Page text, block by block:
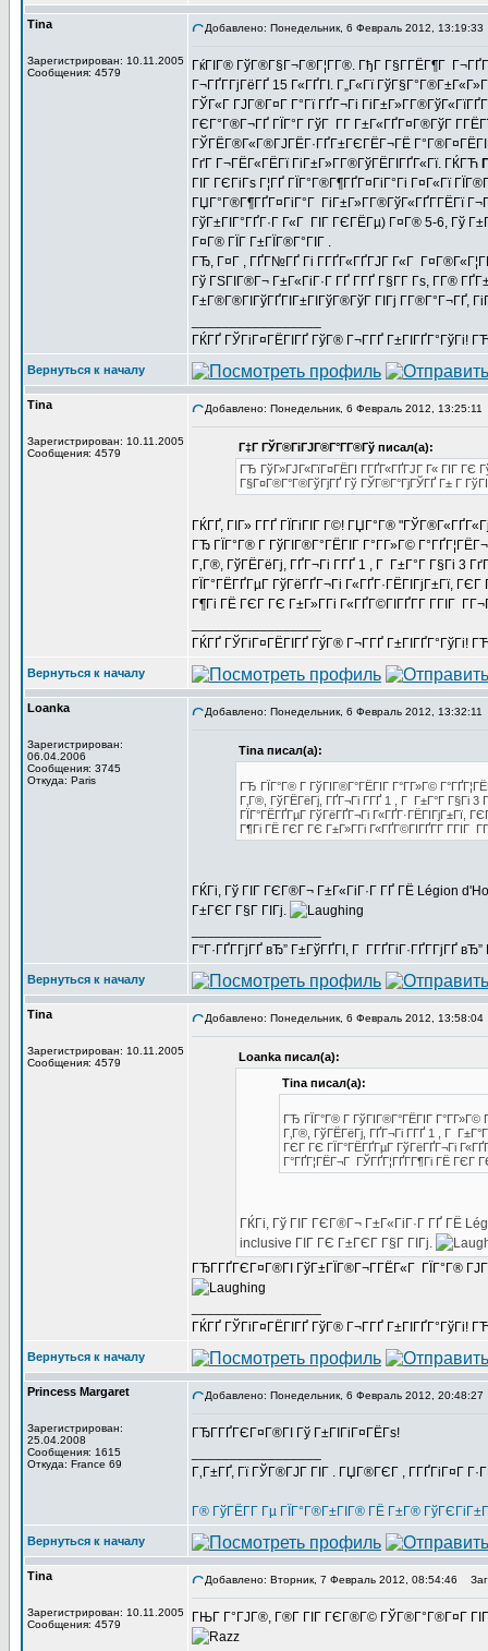
Tina
Зарегистрирован: 10.11.2005
Сообщения: 4579
Добавлено: Понедельник, 6 Февраль 2012, 13:19:33
ГќГІГ® ГўГ®Г§Г¬Г®Г¦Г­Г®. ГђГ Г§Г­ГЁГ¶Г
Г¬ГҐГ­ГјГёГҐ 15 Г«ГҐГІ. Г„Г«Гї
ГЎГ«Г ГЈГ®Г¤Г Г°Гї ГҐГ¬Гі
ГЄГ°Г®Г¬ГҐ ГЇГ°Г ГўГ Г­Г Г±Г«ГҐГ¤Г®ГўГ
ГЎГЁГ®Г«Г®ГЈГЁГ·ГҐГ±ГЄГЁГ¬ГЁ
ГґГ Г¬ГЁГ«ГЁГї ГіГ±Г»Г­Г®ГўГЁГІГҐГ«Гї. ГЌГЋ
ГІГ ГЄГіГѕ Г¦ГҐ ГЇГ°Г®Г¶ГҐГ¤ГіГ°Гі Г¤Г«Гї
ГЏГ°Г®Г¶ГҐГ¤ГіГ°Г ГіГ±Г»Г­Г®ГўГ«ГҐГ­ГЁГї
ГўГ±ГІГ°ГҐГ·Г Г«Г ГІГ ГЄГЁГµ) Г¤Г® 5-6, Гў
Г¤Г® ГЇГ Г±ГЇГ®Г°ГІГ .
ГЂ, Г¤Г , ГҐГ№ГҐ Гі Г­ГҐГ«ГҐГЈГ Г«Г
Гў ГЅГІГ®Г¬ Г±Г«ГіГ·Г ГҐ Г­ГҐ Г§Г­Г Гѕ, Г­Г®
Г±Г®Г®ГІГўГҐГІГ±ГІГўГ®ГўГ ГІГј Г­Г®Г°Г¬ГҐ,
ГЌГҐ ГЎГіГ¤ГЁГІГҐ ГўГ® Г¬Г­ГҐ Г±ГІГҐГ°ГўГі!
Вернуться к началу
Tina
Зарегистрирован: 10.11.2005
Сообщения: 4579
Добавлено: Понедельник, 6 Февраль 2012, 13:25:11
Г‡Г ГЎГ®ГіГЈГ®Г°Г­Г®Гў писал(а):
ГЂ ГўГ»ГЈГ«ГїГ¤ГЁГІ Г­ГҐГ«ГҐГЈГ Г« ГІГ ГЄ
Г§Г¤Г®Г°Г®ГўГјГҐ Гў ГЎГ®Г°ГјГЎГҐ Г± Г
ГЌГҐ, ГІГ» Г­ГҐ ГЇГіГІГ Г©! ГЏГ°Г®
ГЂ ГЇГ°Г® Г ГўГІГ®Г°ГЁГІГ Г°Г­Г»Г©
Г‚Г®, ГўГЁГёГј, ГҐГ¬Гі Г­ГҐ 1 , Г Г±Г°Г Г§Гі 3
ГЇГ°ГЁГҐГµГ ГўГёГҐГ¬Гі Г«ГҐГ·ГЁГІГјГ±Гї,
Г¶Гі ГЁ ГЄГ ГЄ Г±Г»Г­Гі Г«ГҐГ©ГІГҐГ­Г Г­ГІГ
ГЌГҐ ГЎГіГ¤ГЁГІГҐ ГўГ® Г¬Г­ГҐ Г±ГІГҐГ°ГўГі!
Вернуться к началу
Loanka
Зарегистрирован:
06.04.2006
Сообщения: 3745
Откуда: Paris
Добавлено: Понедельник, 6 Февраль 2012, 13:32:11
Tina писал(а):
ГЂ ГЇГ°Г® Г ГўГІГ®Г°ГЁГІГ Г°Г­Г»Г©
Г‚Г®, ГўГЁГёГј, ГҐГ¬Гі Г­ГҐ 1 , Г Г±Г°Г Г§Гі
ГЇГ°ГЁГҐГµГ ГўГёГҐГ¬Гі
Г¶Гі ГЁ ГЄГ ГЄ Г±Г»Г­Гі Г«ГҐГ©ГІГҐГ­Г Г­ГІГ
ГЌГі, Гў ГІГ ГЄГ®Г¬ Г±Г«ГіГ·Г ГҐ ГЁ Légion
Г±ГЄГ Г§Г ГІГј.
Г“Г·ГҐГ­ГјГҐ вЂ” Г±ГўГҐГІ, Г Г­ГҐГіГ·ГҐГ­ГјГҐ
Вернуться к началу
Tina
Зарегистрирован: 10.11.2005
Сообщения: 4579
Добавлено: Понедельник, 6 Февраль 2012, 13:58:04
Loanka писал(а):
Tina писал(а):
ГЂ ГЇГ°Г® Г ГўГІГ®Г°ГЁГІГ Г°Г­Г»Г©
Г‚Г®, ГўГЁГёГј, ГҐГ¬Гі Г­ГҐ 1 , Г
ГЄГ ГЄ ГЇГ°ГЁГҐГµГ ГўГёГҐГ¬Гі
Г°ГҐГ¦ГЁГ¬Г ГЎГҐГ¦ГҐГ­Г¶Гі ГЁ ГЄГ
ГЌГі, Гў ГІГ ГЄГ®Г¬ Г±Г«ГіГ·Г ГҐ ГЁ
inclusive ГІГ ГЄ Г±ГЄГ Г§Г ГІГј.
ГЂГ­ГҐГЄГ¤Г®ГІ ГўГ±ГЇГ®Г¬Г­ГЁГ«Г ГЇГ°Г®
ГЌГҐ ГЎГіГ¤ГЁГІГҐ ГўГ® Г¬Г­ГҐ Г±ГІГҐГ°ГўГі!
Вернуться к началу
Princess Margaret
Зарегистрирован:
25.04.2008
Сообщения: 1615
Откуда: France 69
Добавлено: Понедельник, 6 Февраль 2012, 20:48:27
ГЂГ­ГҐГЄГ¤Г®ГІ Гў Г±ГІГіГ¤ГЁГѕ!
Г‚Г±ГҐ, Гї ГЎГ®ГЈГ ГІГ . ГЏГ®ГЄГ , Г­ГҐГіГ¤Г
Г® ГўГЁГ­Г Гµ ГЇГ°Г®Г±ГІГ® ГЁ Г±Г®
Вернуться к началу
Tina
Зарегистрирован: 10.11.2005
Сообщения: 4579
Добавлено: Вторник, 7 Февраль 2012, 08:54:46
ГЊГ Г°ГЈГ®, Г®Г­ ГІГ ГЄГ®Г© ГЎГ®Г°Г®Г¤Г